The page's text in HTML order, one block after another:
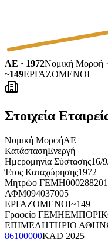
ΑΕ · 1972Νομική Μορφή
~149ΕΡΓΑΖΟΜΕΝΟΙ
Στοιχεία
Νομική ΜορφήΑΕ
ΚατάστασηΕνεργή
Ημερομηνία Σύστασης16/
Έτος Καταχώρησης1972
Μητρώο ΓΕΜΗ
ΑΦΜ094037005
ΕΡΓΑΖΟΜΕΝΟΙ~149
Γραφείο ΓΕΜΗ
ΕΠΙΜΕΛΗΤΗΡΙΟ
86100000KAD 2025